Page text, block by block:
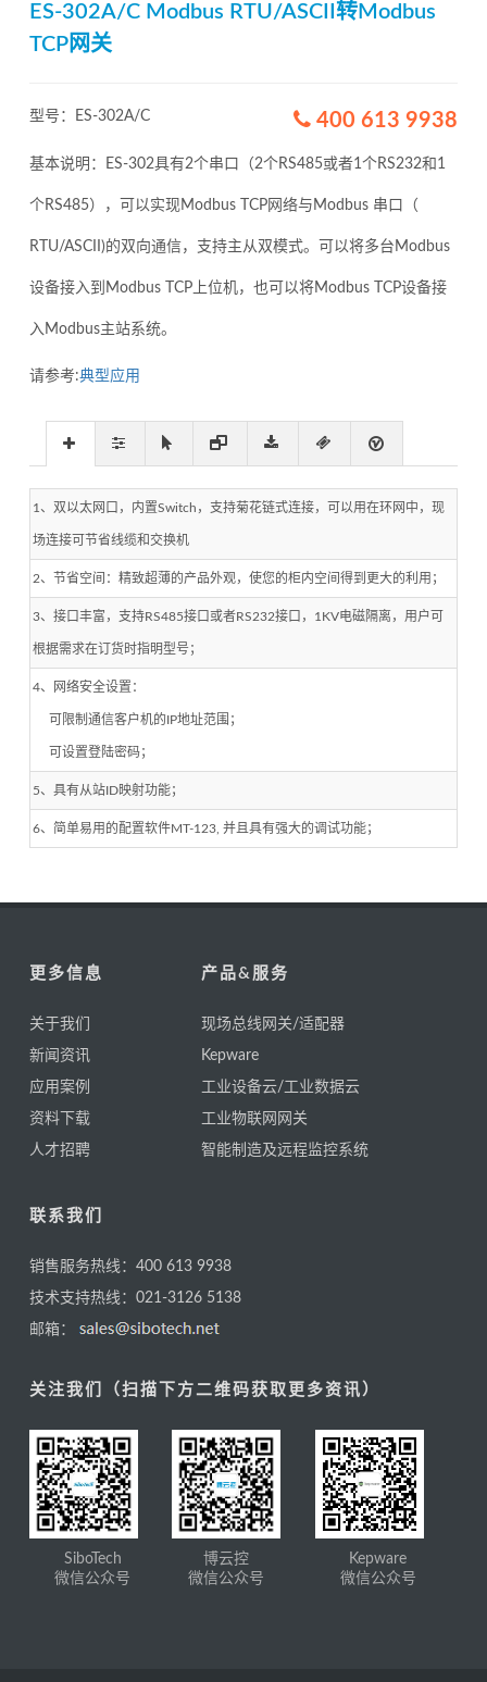
ES-302A/C Modbus RTU/ASCII转Modbus
TCP网关
型号：ES-302A/C 400 613 9938
基本说明：ES-302具有2个串口（2个RS485或者1个RS232和1
个RS485），可以实现Modbus TCP网络与Modbus 串口（
RTU/ASCII)的双向通信，支持主从双模式。可以将多台Modbus
设备接入到Modbus TCP上位机，也可以将Modbus TCP设备接
入Modbus主站系统。
请参考:典型应用
1、双以太网口，内置Switch，支持菊花链式连接，可以用在环网中，现
场连接可节省线缆和交换机
2、节省空间：精致超薄的产品外观，使您的柜内空间得到更大的利用；
3、接口丰富，支持RS485接口或者RS232接口，1KV电磁隔离，用户可
根据需求在订货时指明型号；
4、网络安全设置：
可限制通信客户机的IP地址范围；
可设置登陆密码；
5、具有从站ID映射功能；
6、简单易用的配置软件MT-123, 并且具有强大的调试功能；
更多信息
关于我们
新闻资讯
应用案例
资料下载
人才招聘
产品&服务
现场总线网关/适配器
Kepware
工业设备云/工业数据云
工业物联网网关
智能制造及远程监控系统
联系我们
销售服务热线：400 613 9938
技术支持热线：021-3126 5138
邮箱：
关注我们（扫描下方二维码获取更多资讯）
SiboTech
微信公众号
博云控
微信公众号
Kepware
微信公众号